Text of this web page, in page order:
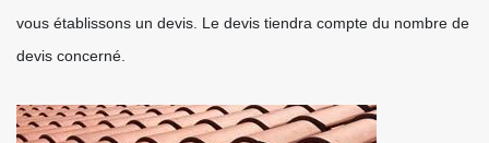
vous établissons un devis. Le devis tiendra compte du nombre de
devis concerné.